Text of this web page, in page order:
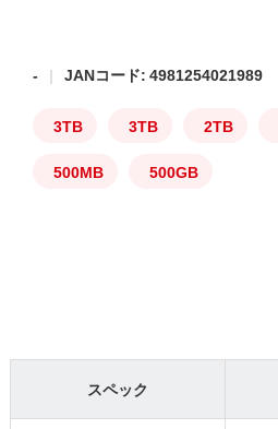
- JANコード: 4981254021989
3TB 3TB 2TB
500MB 500GB
スペック